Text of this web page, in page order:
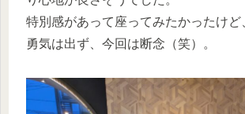
特別感があって座ってみたかったけど
勇気は出ず、今回は断念（笑）。